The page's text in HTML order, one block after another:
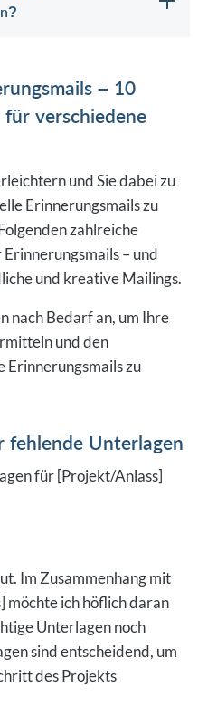
– 10
verschiedene
und Sie dabei zu
Erinnerungsmails zu
zahlreiche
– und
und kreative Mailings.
nach Bedarf an, um Ihre
und den
Erinnerungsmails zu
fehlende Unterlagen
für [Projekt/Anlass]
Im Zusammenhang mit
möchte ich höflich daran
Unterlagen noch
sind entscheidend, um
des Projekts